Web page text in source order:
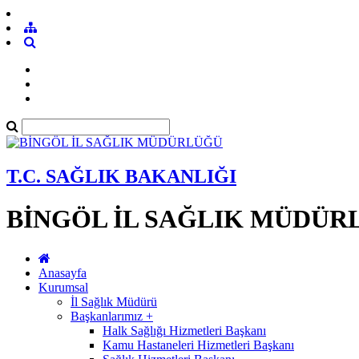
T.C. SAĞLIK BAKANLIĞI
BİNGÖL İL SAĞLIK
Anasayfa
Kurumsal
İl Sağlık Müdürü
Başkanlarımız +
Halk Sağlığı Hizmetleri Başkanı
Kamu Hastaneleri Hizmetleri Başkanı